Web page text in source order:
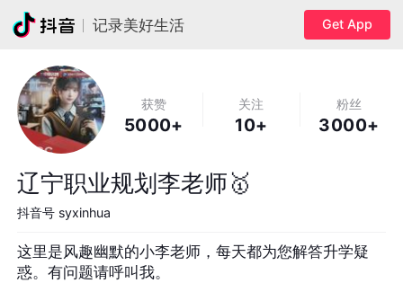
记录美好生活 Get App
获赞
5000+
关注
10+
粉丝
3000+
辽宁职业规划李老师🥇
抖音号 syxinhua
这里是风趣幽默的小李老师，每天都为您解答升学疑
惑。有问题请呼叫我。